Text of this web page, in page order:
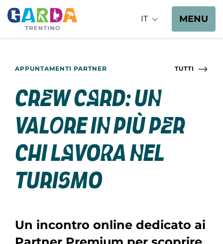
IT MENU
TUTTI
APPUNTAMENTI PARTNER
Crew Card: un
valore in più per
chi lavora nel
turismo
Un incontro online dedicato ai